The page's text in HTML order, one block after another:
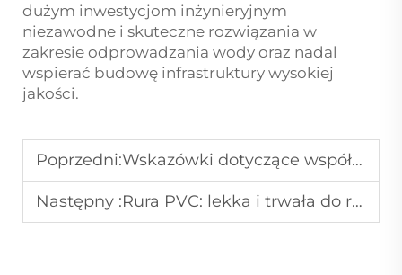
dużym inwestycjom inżynieryjnym
niezawodne i skuteczne rozwiązania w
zakresie odprowadzania wody oraz nadal
wspierać budowę infrastruktury wysokiej
jakości.
Poprzedni:Wskazówki dotyczące współpracy z producentami rur plastikowych w projektach
Następny :Rura PVC: lekka i trwała do różnych zastosowań